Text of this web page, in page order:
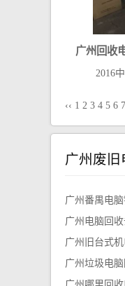
广州回收
2016中
‹‹ 1 2 3 4 5 6 7
广州废旧
广州番禺电
广州电脑回
广州旧台式
广州垃圾电